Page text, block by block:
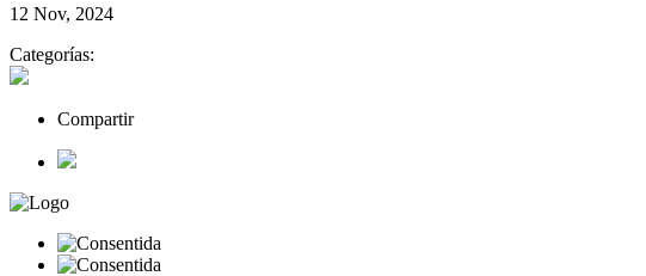
12 Nov, 2024
Categorías:
Compartir